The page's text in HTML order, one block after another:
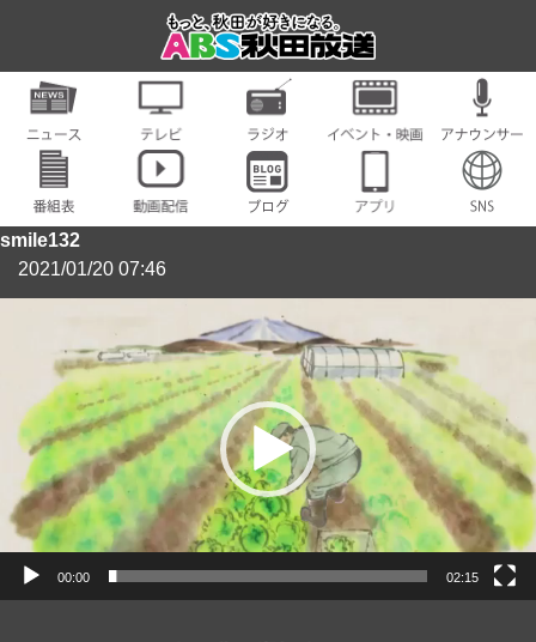
smile132
2021/01/20 07:46
00:00 02:15